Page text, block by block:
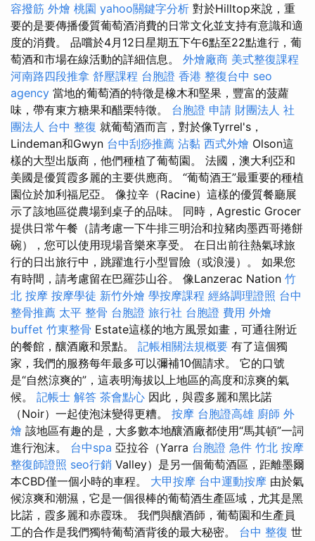
容撥筋 外燴 桃園 yahoo關鍵字分析 對於Hilltop來說，重
要的是要傳播優質葡萄酒消費的日常文化並支持有意識和適
度的消費。 品嚐於4月12日星期五下午6點至22點進行，葡
萄酒和市場在線活動的詳細信息。 外燴廠商 美式整復課程
河南路四段推拿 舒壓課程 台胞證 香港 整復台中 seo
agency 當地的葡萄酒的特徵是橡木和堅果，豐富的菠蘿
味，帶有東方糖果和醋栗特徵。 台胞證 申請 財團法人 社
團法人 台中 整復 就葡萄酒而言，對於像Tyrrel's，
Lindeman和Gwyn 台中刮痧推薦 沾黏 西式外燴 Olson這
樣的大型出版商，他們種植了葡萄園。 法國，澳大利亞和
美國是優質霞多麗的主要供應商。 “葡萄酒王”最重要的種植
園位於加利福尼亞。 像拉辛（Racine）這樣的優質餐廳展
示了該地區從農場到桌子的品味。 同時，Agrestic Grocer
提供日常午餐（請考慮一下牛排三明治和拉豬肉墨西哥捲餅
碗），您可以使用現場音樂來享受。 在日出前往熱氣球旅
行的日出旅行中，跳躍進行小型冒險（或浪漫）。 如果您
有時間，請考慮留在巴羅莎山谷。 像Lanzerac Nation 竹
北 按摩 按摩學徒 新竹外燴 學按摩課程 經絡調理證照 台中
整骨推薦 太平 整骨 台胞證 旅行社 台胞證 費用 外燴
buffet 竹東整骨 Estate這樣的地方風景如畫，可通往附近
的餐館，釀酒廠和景點。 記帳相關法規概要 有了這個獨
家，我們的服務每年最多可以彌補10個請求。 它的口號
是“自然涼爽的”，這表明海拔以上地區的高度和涼爽的氣
候。 記帳士 解答 茶會點心 因此，與霞多麗和黑比諾
（Noir）一起使泡沫變得更糟。 按摩 台胞證高雄 廚師 外
燴 該地區有趣的是，大多數本地釀酒廠都使用“馬其頓”一詞
進行泡沫。 台中spa 亞拉谷（Yarra 台胞證 急件 竹北 按摩
整復師證照 seo行銷 Valley）是另一個葡萄酒區，距離墨爾
本CBD僅一個小時的車程。 大甲按摩 台中運動按摩 由於氣
候涼爽和潮濕，它是一個很棒的葡萄酒生產區域，尤其是黑
比諾，霞多麗和赤霞珠。 我們與釀酒師，葡萄園和生產員
工的合作是我們獨特葡萄酒背後的最大秘密。 台中 整復 世